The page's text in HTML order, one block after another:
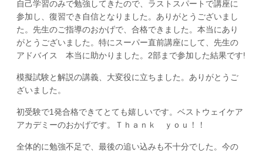
自己学習のみで勉強してきたので、ラストスパートで講座に
参加し、復習でき自信となりました。ありがとうございまし
た。先生のご指導のおかげで、合格できました。本当にあり
がとうございました。特にスーパー直前講座にして、先生の
アドバイス 本当に助かりました。2部まで参加した結果です!
模擬試験と解説の講義、大変役に立ちました。ありがとうご
ざいました。
初受験で1発合格できてとても嬉しいです。ベストウェイケア
アカデミーのおかげです。Ｔｈａｎｋ ｙｏｕ！！
全体的に勉強不足で、最後の追い込みも不十分でした。今の